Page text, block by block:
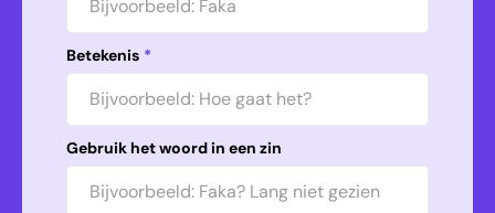
Betekenis *
Gebruik het woord in een zin